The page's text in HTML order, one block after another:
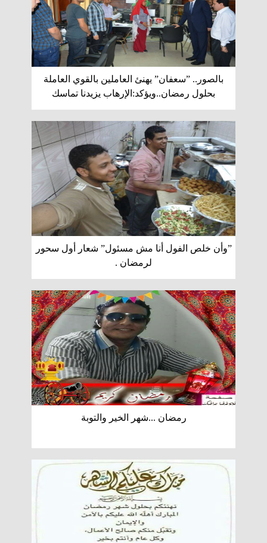
بالصور.. ”سعفان” يهنئ العاملين بالقوي العاملة
بحلول رمضان..ويؤكد:الإرهاب يزيدنا تماسك
”وأن خلص الفول أنا مش مسئول” شعار أول سحور
لرمضان .
رمضان ...شهر الخير والتوبة